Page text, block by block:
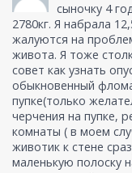
сыночку 4
2780кг. Я набрала
жалуются на
живота. Я тоже
совет как узнать
обыкновенный
пупке(только
черчения на пупке,
комнаты ( в моем
животик к стене
маленькую полоску